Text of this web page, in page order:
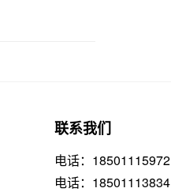
联系我们
电话：18501115972
电话：18501113834